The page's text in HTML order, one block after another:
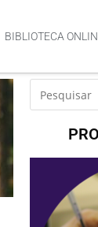
BIBLIOTECA